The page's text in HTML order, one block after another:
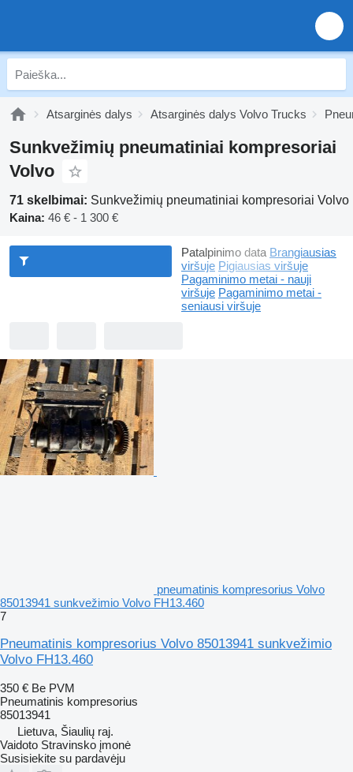
Atsarginės dalys Atsarginės dalys Volvo Trucks
Sunkvežimių pneumatiniai kompresoriai
Volvo
71 skelbimai: Sunkvežimių pneumatiniai kompresoriai Volvo
Kaina: 46 € - 1 300 €
Patalpinimo data Brangiausias
viršuje Pigiausias viršuje
Pagaminimo metai - nauji
viršuje Pagaminimo metai -
seniausi viršuje
pneumatinis kompresorius Volvo
85013941 sunkvežimio Volvo FH13.460
7
Pneumatinis kompresorius Volvo 85013941 sunkvežimio
Volvo FH13.460
350 € Be PVM
Pneumatinis kompresorius
85013941
Lietuva, Šiaulių raj.
Vaidoto Stravinsko įmonė
Susisiekite su pardavėju